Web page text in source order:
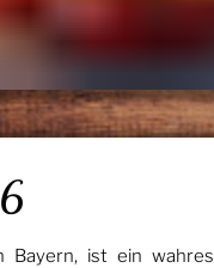
Bayern, ist ein wahres